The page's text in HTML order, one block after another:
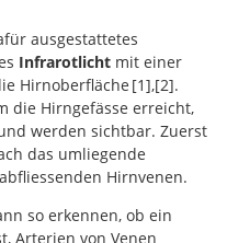
ausgestattetes
Infrarotlicht mit einer
Hirnoberfläche 1
video angiography: a
of vascular
, 2
and image quality
angiography
microscope
.
die Hirngefässe erreicht,
werden sichtbar. Zuerst
das umliegende
Hirnvenen.
so erkennen, ob ein
Arterien von Venen